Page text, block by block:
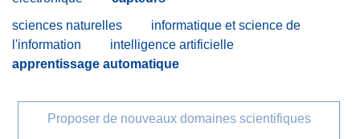
sciences naturelles
informatique et science de
l'information
intelligence artificielle
apprentissage automatique
Proposer de nouveaux domaines scientifiques